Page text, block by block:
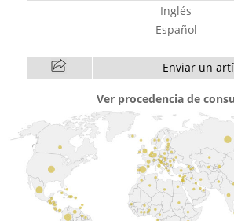
Inglés
Español
Enviar un
Ver procedencia de